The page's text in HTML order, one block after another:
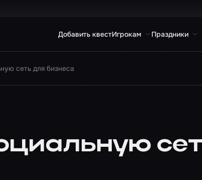
Добавить квестИгрокам Праздники
сеть для бизнеса